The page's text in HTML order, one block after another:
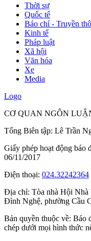
Thời sự
Quốc tế
Báo chí - Truyền
Kinh tế
Pháp luật
Xã hội
Văn hóa
Xe
Media
Logo
CƠ QUAN NGÔN
Tổng Biên tập: Lê Trần
Giấy phép hoạt động báo
06/11/2017
Điện thoại: 024.32242364
Địa chỉ: Tòa nhà Hội
Đình Nghệ, phường Cầu
Bản quyền thuộc về: Báo
chép dưới mọi hình thức